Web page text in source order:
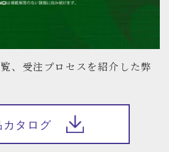
、受注プロセスを紹介した弊
カタログ